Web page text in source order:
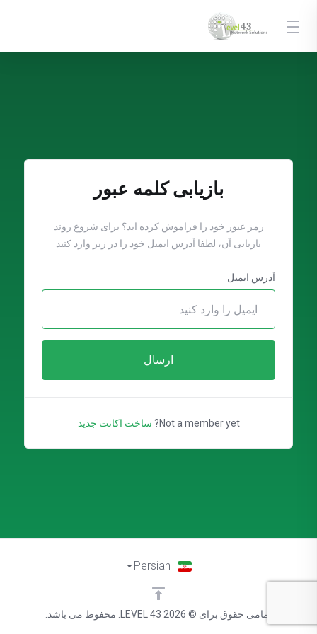
بازیابی کلمه عبور
رمز عبور خود را فراموش کرده اید؟ برای شروع روند
بازیابی آن، لطفا آدرس ایمیل خود را در زیر وارد کنید
آدرس ایمیل
ارسال
Not a member yet? ساخت اکانت جدید
تمامی حقوق برای © 2026 LEVEL 43. محفوط می باشد.
Persian